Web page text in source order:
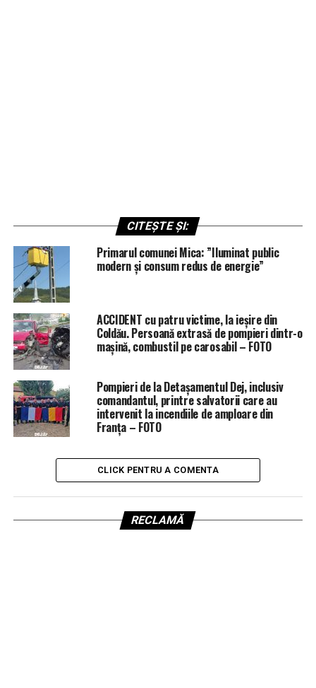
CITEȘTE ȘI:
Primarul comunei Mica: ”Iluminat public
modern și consum redus de energie”
ACCIDENT cu patru victime, la ieșire din
Coldău. Persoană extrasă de pompieri dintr-o
mașină, combustil pe carosabil – FOTO
Pompieri de la Detașamentul Dej, inclusiv
comandantul, printre salvatorii care au
intervenit la incendiile de amploare din
Franța – FOTO
CLICK PENTRU A COMENTA
RECLAMĂ